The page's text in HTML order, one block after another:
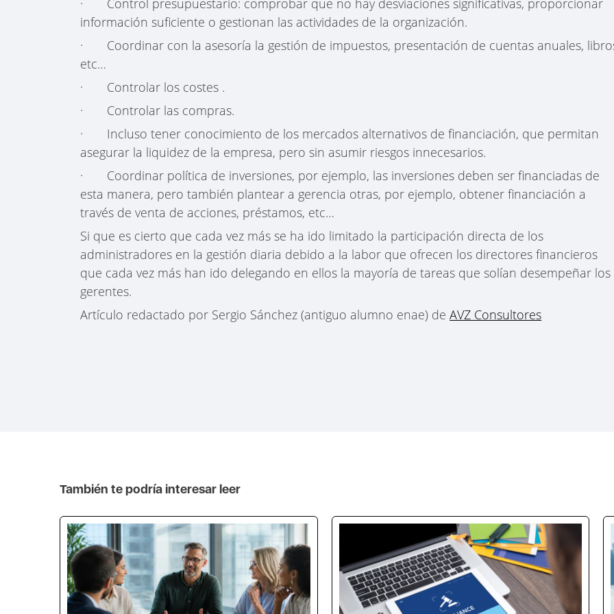
· Control presupuestario: comprobar que no hay desviaciones significativas, proporcionar
información suficiente o gestionan las actividades de la organización.
· Coordinar con la asesoría la gestión de impuestos, presentación de cuentas anuales,
etc…
· Controlar los costes .
· Controlar las compras.
· Incluso tener conocimiento de los mercados alternativos de financiación, que permitan
asegurar la liquidez de la empresa, pero sin asumir riesgos innecesarios.
· Coordinar política de inversiones, por ejemplo, las inversiones deben ser financiadas de
esta manera, pero también plantear a gerencia otras, por ejemplo, obtener financiación a
través de venta de acciones, préstamos, etc…
Si que es cierto que cada vez más se ha ido limitado la participación directa de los
administradores en la gestión diaria debido a la labor que ofrecen los directores financieros
que cada vez más han ido delegando en ellos la mayoría de tareas que solían desempeñar los
gerentes.
Artículo redactado por Sergio Sánchez (antiguo alumno enae) deAVZ Consultores
También te podría interesar leer